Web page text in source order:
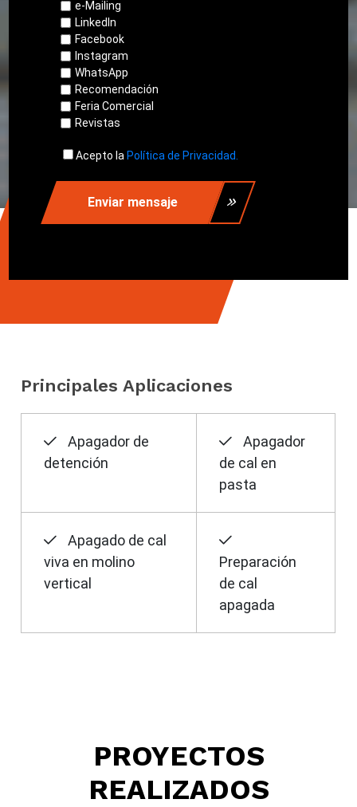
e-Mailing
LinkedIn
Facebook
Instagram
WhatsApp
Recomendación
Feria Comercial
Revistas
Acepto la Política de Privacidad.
Enviar mensaje
Principales Aplicaciones
Apagador de
detención
Apagador
de cal en
pasta
Apagado de cal
viva en molino
vertical
Preparación
de cal
apagada
PROYECTOS
REALIZADOS